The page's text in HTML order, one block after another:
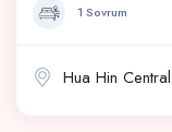
1 Sovrum
Hua Hin Central